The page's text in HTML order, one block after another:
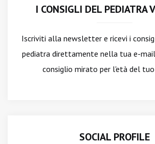
I CONSIGLI DEL PEDIATRA
Iscriviti alla newslettere ricevi i
pediatra direttamente nella tua e-
consiglio mirato per l'età del tuo
SOCIAL PROFILE